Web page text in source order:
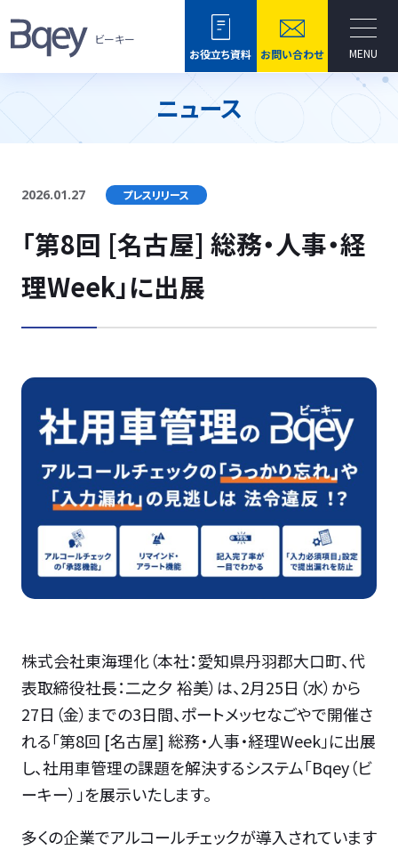
ビーキー
お役立ち資料
お問い合わせ MENU
ニュース
2026.01.27 プレスリリース
「第8回 [名古屋] 総務・人事・経
理Week」に出展
株式会社東海理化（本社：愛知県丹羽郡大口町、代
表取締役社長：二之夕 裕美）は、2月25日（水）から
27日（金）までの3日間、ポートメッセなごやで開催さ
れる「第8回 [名古屋] 総務・人事・経理Week」に出展
し、社用車管理の課題を解決するシステム「Bqey（ビ
ーキー）」を展示いたします。
多くの企業でアルコールチェックが導入されています